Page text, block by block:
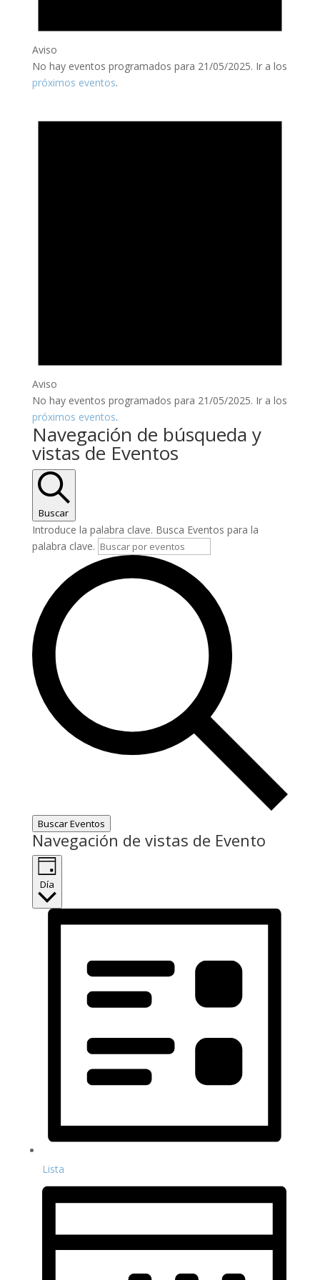
Aviso
No hay eventos programados para 21/05/2025. Ir a los
próximos eventos.
Aviso
No hay eventos programados para 21/05/2025. Ir a los
próximos eventos.
Navegación de búsqueda y
vistas de Eventos
Buscar
Introduce la palabra clave. Busca Eventos para la
palabra clave.
Buscar Eventos
Navegación de vistas de Evento
Día
Lista